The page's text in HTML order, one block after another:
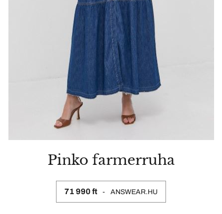
Pinko farmerruha
71 990 ft ANSWEAR.HU